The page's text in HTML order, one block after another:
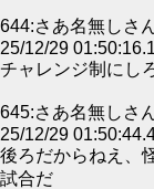
644:さあ名無しさ
25/12/29
チャレンジ制にし
645:さあ名無しさ
25/12/29
後ろだからねえ、
試合だ